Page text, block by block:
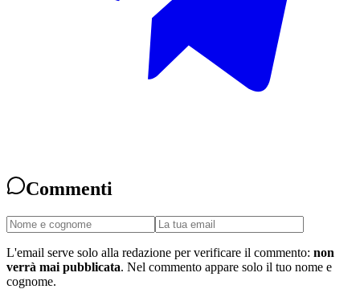
Commenti
L'email serve solo alla redazione per verificare il commento: non
verrà mai pubblicata. Nel commento appare solo il tuo nome e
cognome.